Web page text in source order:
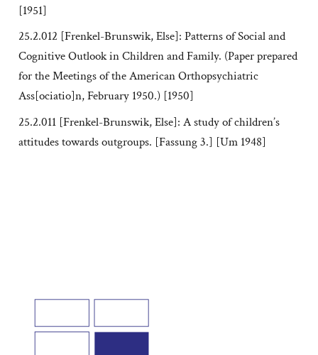
[1951]
25.2.012 [Frenkel-Brunswik, Else]: Patterns of Social and
Cognitive Outlook in Children and Family. (Paper prepared
for the Meetings of the American Orthopsychiatric
Ass[ociatio]n, February 1950.) [1950]
25.2.011 [Frenkel-Brunswik, Else]: A study of children’s
attitudes towards outgroups. [Fassung 3.] [Um 1948]